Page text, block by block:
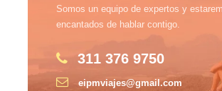
Somos un equipo de expertos y
encantados de hablar contigo.
311 376 9750
eipmviajes@gmail.com